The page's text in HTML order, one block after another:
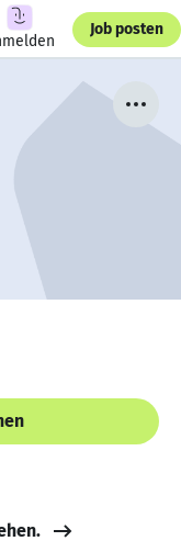
Job posten